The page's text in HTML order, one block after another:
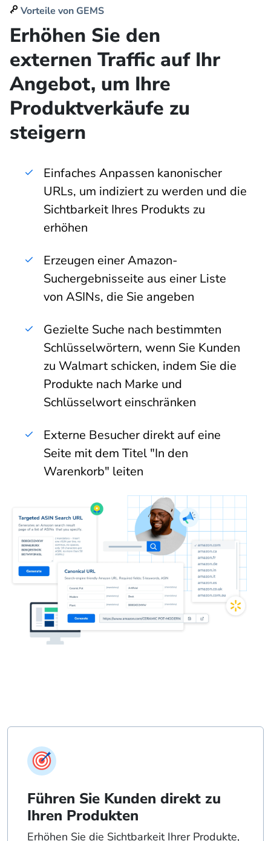
Vorteile von GEMS
Erhöhen Sie den
externen Traffic auf Ihr
Angebot, um Ihre
Produktverkäufe zu
steigern
Einfaches Anpassen kanonischer
URLs, um indiziert zu werden und die
Sichtbarkeit Ihres Produkts zu
erhöhen
Erzeugen einer Amazon-
Suchergebnisseite aus einer Liste
von ASINs, die Sie angeben
Gezielte Suche nach bestimmten
Schlüsselwörtern, wenn Sie Kunden
zu Walmart schicken, indem Sie die
Produkte nach Marke und
Schlüsselwort einschränken
Externe Besucher direkt auf eine
Seite mit dem Titel "In den
Warenkorb" leiten
Führen Sie Kunden direkt zu
Ihren Produkten
Erhöhen Sie die Sichtbarkeit Ihrer Produkte,